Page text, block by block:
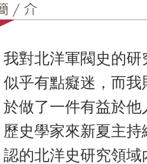
我對北洋軍閥史的
似乎有點癡迷，而
於做了一件有益於
歷史學家來新夏主
認的北洋史研究領